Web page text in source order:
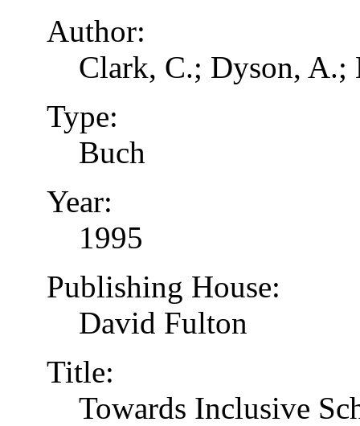
Author:
Clark, C.; Dyson,
Type:
Buch
Year:
1995
Publishing House:
David Fulton
Title:
Towards Inclusive